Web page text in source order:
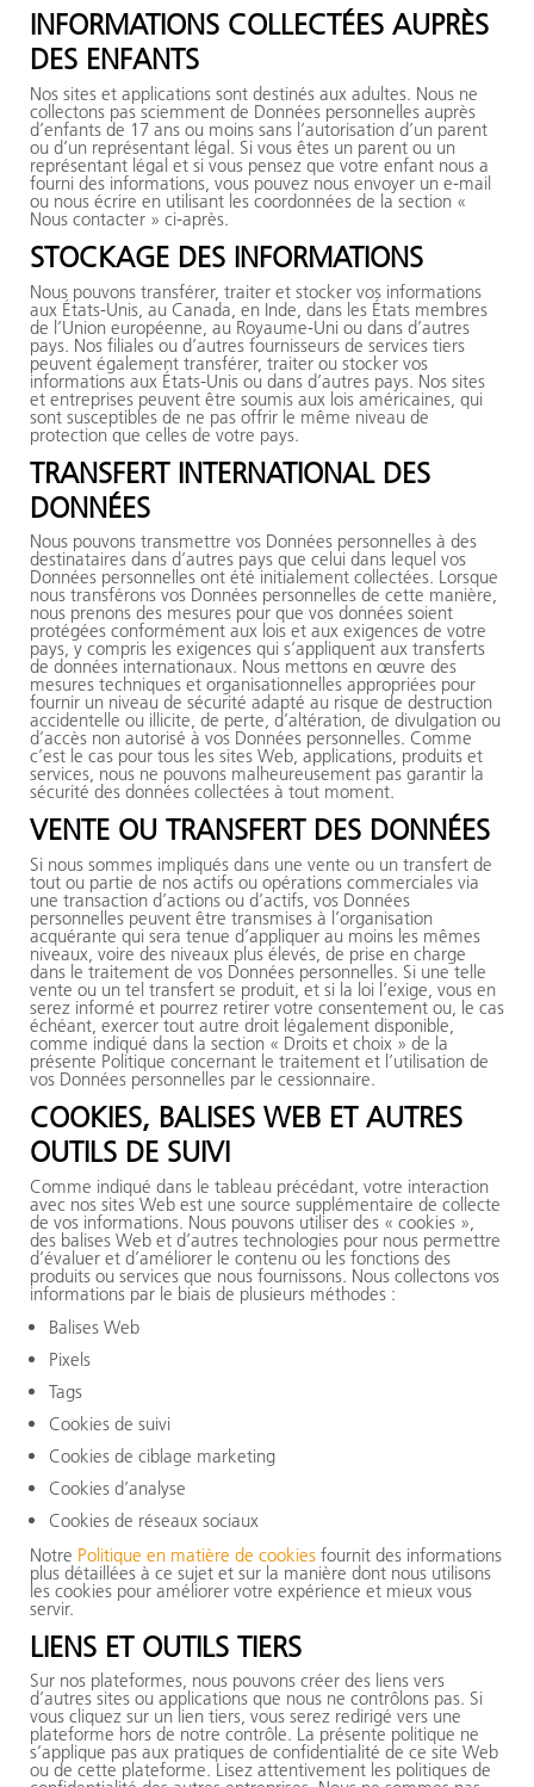
INFORMATIONS COLLECTÉES AUPRÈS
DES ENFANTS
Nos sites et applications sont destinés aux adultes. Nous ne
collectons pas sciemment de Données personnelles auprès
d’enfants de 17 ans ou moins sans l’autorisation d’un parent
ou d’un représentant légal. Si vous êtes un parent ou un
représentant légal et si vous pensez que votre enfant nous a
fourni des informations, vous pouvez nous envoyer un e-mail
ou nous écrire en utilisant les coordonnées de la section «
Nous contacter » ci-après.
STOCKAGE DES INFORMATIONS
Nous pouvons transférer, traiter et stocker vos informations
aux États-Unis, au Canada, en Inde, dans les États membres
de l’Union européenne, au Royaume-Uni ou dans d’autres
pays. Nos filiales ou d’autres fournisseurs de services tiers
peuvent également transférer, traiter ou stocker vos
informations aux États-Unis ou dans d’autres pays. Nos sites
et entreprises peuvent être soumis aux lois américaines, qui
sont susceptibles de ne pas offrir le même niveau de
protection que celles de votre pays.
TRANSFERT INTERNATIONAL DES
DONNÉES
Nous pouvons transmettre vos Données personnelles à des
destinataires dans d’autres pays que celui dans lequel vos
Données personnelles ont été initialement collectées. Lorsque
nous transférons vos Données personnelles de cette manière,
nous prenons des mesures pour que vos données soient
protégées conformément aux lois et aux exigences de votre
pays, y compris les exigences qui s’appliquent aux transferts
de données internationaux. Nous mettons en œuvre des
mesures techniques et organisationnelles appropriées pour
fournir un niveau de sécurité adapté au risque de destruction
accidentelle ou illicite, de perte, d’altération, de divulgation ou
d’accès non autorisé à vos Données personnelles. Comme
c’est le cas pour tous les sites Web, applications, produits et
services, nous ne pouvons malheureusement pas garantir la
sécurité des données collectées à tout moment.
VENTE OU TRANSFERT DES DONNÉES
Si nous sommes impliqués dans une vente ou un transfert de
tout ou partie de nos actifs ou opérations commerciales via
une transaction d’actions ou d’actifs, vos Données
personnelles peuvent être transmises à l’organisation
acquérante qui sera tenue d’appliquer au moins les mêmes
niveaux, voire des niveaux plus élevés, de prise en charge
dans le traitement de vos Données personnelles. Si une telle
vente ou un tel transfert se produit, et si la loi l’exige, vous en
serez informé et pourrez retirer votre consentement ou, le cas
échéant, exercer tout autre droit légalement disponible,
comme indiqué dans la section « Droits et choix » de la
présente Politique concernant le traitement et l’utilisation de
vos Données personnelles par le cessionnaire.
COOKIES, BALISES WEB ET AUTRES
OUTILS DE SUIVI
Comme indiqué dans le tableau précédant, votre interaction
avec nos sites Web est une source supplémentaire de collecte
de vos informations. Nous pouvons utiliser des « cookies »,
des balises Web et d’autres technologies pour nous permettre
d’évaluer et d’améliorer le contenu ou les fonctions des
produits ou services que nous fournissons. Nous collectons vos
informations par le biais de plusieurs méthodes :
Balises Web
Pixels
Tags
Cookies de suivi
Cookies de ciblage marketing
Cookies d’analyse
Cookies de réseaux sociaux
Notre Politique en matière de cookies fournit des informations
plus détaillées à ce sujet et sur la manière dont nous utilisons
les cookies pour améliorer votre expérience et mieux vous
servir.
LIENS ET OUTILS TIERS
Sur nos plateformes, nous pouvons créer des liens vers
d’autres sites ou applications que nous ne contrôlons pas. Si
vous cliquez sur un lien tiers, vous serez redirigé vers une
plateforme hors de notre contrôle. La présente politique ne
s’applique pas aux pratiques de confidentialité de ce site Web
ou de cette plateforme. Lisez attentivement les politiques de